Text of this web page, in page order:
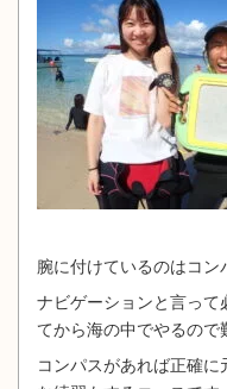
腕に付けているのはコン
ナビゲーションと言って
てから海の中でやるので
コンパスがあれば正確